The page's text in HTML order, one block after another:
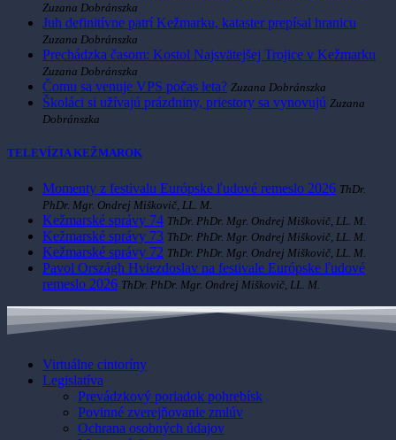
Zuzana Dobránszka
Juh definitívne patrí Kežmarku, kataster prepísal hranicu
Zuzana Dobránszka
Prechádzka časom: Kostol Najsvätejšej Trojice v Kežmarku
Zuzana Dobránszka
Čomu sa venuje VPS počas leta? Zuzana Dobránszka
Školáci si užívajú prázdniny, priestory sa vynovujú Zuzana
Dobránszka
TELEVÍZIA KEŽMAROK
Momenty z festivalu Európske ľudové remeslo 2026 ThDr.
PhDr. Mgr. Ondrej Miškovič, LL. M.
Kežmarské správy 74 ThDr. PhDr. Mgr. Ondrej Miškovič, LL. M.
Kežmarské správy 73 ThDr. PhDr. Mgr. Ondrej Miškovič, LL. M.
Kežmarské správy 72 ThDr. PhDr. Mgr. Ondrej Miškovič, LL. M.
Pavol Országh Hviezdoslav na festivale Európske ľudové
remeslo 2026 ThDr. PhDr. Mgr. Ondrej Miškovič, LL. M.
Virtuálne cintoríny
Legislatíva
Prevádzkový poriadok pohrebísk
Povinné zverejňovanie zmlúv
Ochrana osobných údajov